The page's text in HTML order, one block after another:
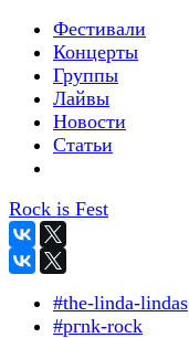
Фестивали
Концерты
Группы
Лайвы
Новости
Статьи
Rock is Fest
#the-linda-lindas
#pгnk-roсk